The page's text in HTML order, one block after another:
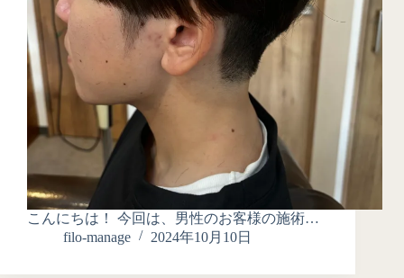
こんにちは！ 今回は、男性のお客様の施術…
filo-manage
2024年10月10日